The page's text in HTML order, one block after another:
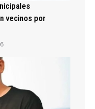
vecinos por